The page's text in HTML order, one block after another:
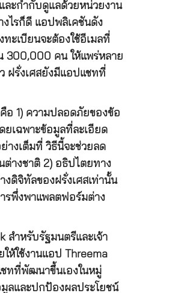
ละกำกับดูแลด้วยหน่วยงาน
งไรก็ดี แอปพลิเคชันดัง
ทะเบียนจะต้องใช้อีเมลที่
300,000 คน ให้แพร่หลาย
ฝรั่งเศสยังมีแอปแชทที่
อ 1) ความปลอดภัยของข้อ
ยเฉพาะข้อมูลที่ละเอียด
างเต็มที่ วิธีนี้จะช่วยลด
ต่างชาติ 2) อธิปไตยทาง
งดิจิทัลของฝรั่งเศสเท่านั้น
รพึ่งพาแพลตฟอร์มต่าง
สำหรับรัฐมนตรีและเจ้า
ห้ใช้งานแอป Threema
ชทที่พัฒนาขึ้นเองในหมู่
มูลและปกป้องผลประโยชน์